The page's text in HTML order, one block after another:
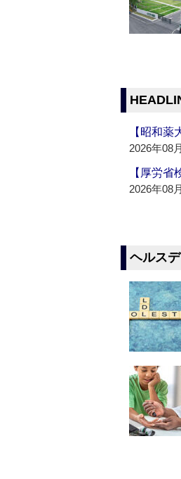
【昭和
2026年08
【厚労
2026年08
ヘルス